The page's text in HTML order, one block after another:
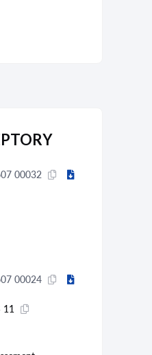
00032
00024
11